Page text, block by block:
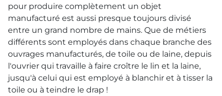
pour produire complètement un objet
manufacturé est aussi presque toujours divisé
entre un grand nombre de mains. Que de métiers
différents sont employés dans chaque branche des
ouvrages manufacturés, de toile ou de laine, depuis
l'ouvrier qui travaille à faire croître le lin et la laine,
jusqu'à celui qui est employé à blanchir et à tisser la
toile ou à teindre le drap !